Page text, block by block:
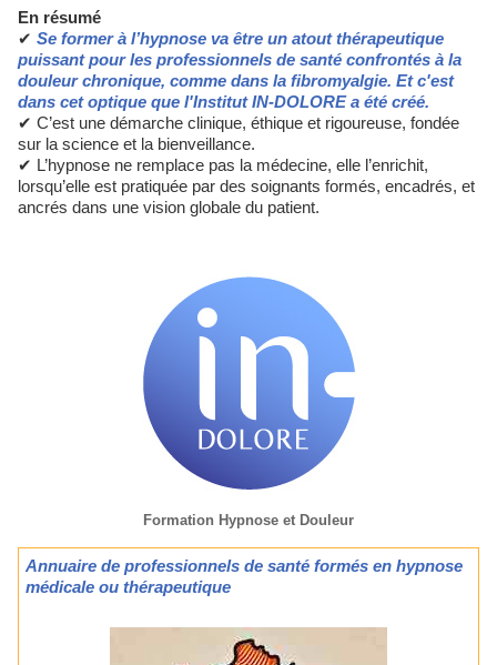
En résumé
✔ Se former à l’hypnose va être un atout thérapeutique
puissant pour les professionnels de santé confrontés à la
douleur chronique, comme dans la fibromyalgie. Et c'est
dans cet optique que l'Institut IN-DOLORE a été créé.
✔ C’est une démarche clinique, éthique et rigoureuse, fondée
sur la science et la bienveillance.
✔ L’hypnose ne remplace pas la médecine, elle l’enrichit,
lorsqu’elle est pratiquée par des soignants formés, encadrés, et
ancrés dans une vision globale du patient.
Formation Hypnose et Douleur
Annuaire de professionnels de santé formés en hypnose
médicale ou thérapeutique